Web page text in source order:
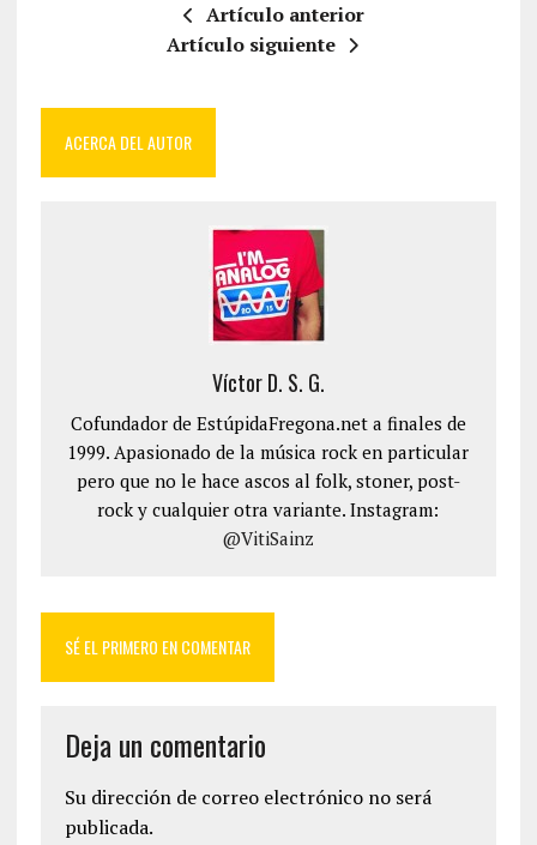
Artículo anterior
Artículo siguiente
ACERCA DEL AUTOR
Víctor D. S. G.
Cofundador de EstúpidaFregona.net a finales de
1999. Apasionado de la música rock en particular
pero que no le hace ascos al folk, stoner, post-
rock y cualquier otra variante. Instagram:
@VitiSainz
SÉ EL PRIMERO EN COMENTAR
Deja un comentario
Su dirección de correo electrónico no será
publicada.